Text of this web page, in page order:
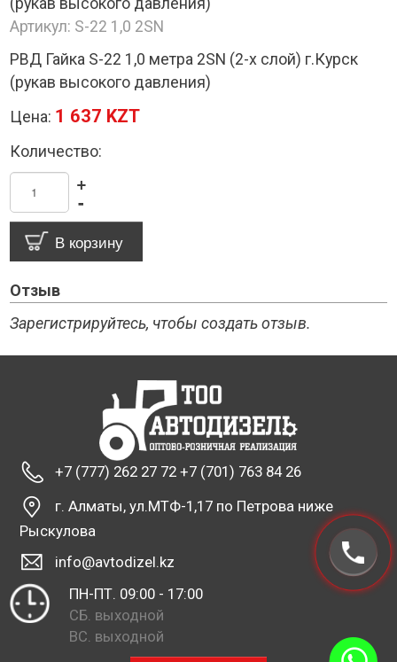
Артикул: S-22 1,0 2SN
РВД Гайка S-22 1,0 метра 2SN (2-х слой) г.Курск
(рукав высокого давления)
Цена: 1 637 KZT
Количество:
-
+
Отзыв
Зарегистрируйтесь, чтобы создать отзыв.
+7 (777) 262 27 72 +7 (701) 763 84 26
г. Алматы, ул.МТФ-1,17 по Петрова ниже
Рыскулова
info@avtodizel.kz
ПН-ПТ. 09:00 - 17:00
СБ. выходной
ВС. выходной